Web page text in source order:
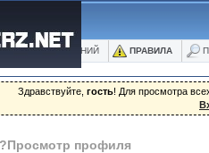
БАЗА ЗНАНИЙ ПРАВИЛА
Здравствуйте, гость! Для просмотра
профиля